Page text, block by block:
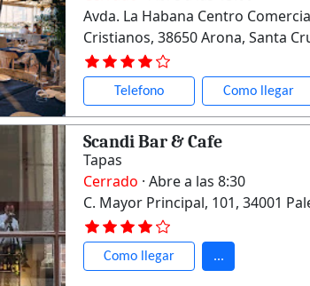
Avda. La Habana Centro
Cristianos, 38650 Arona, Santa
Telefono Como llegar
Scandi Bar & Cafe
Tapas
Cerrado · Abre a las 8:30
C. Mayor Principal, 101, 34001
Como llegar ...